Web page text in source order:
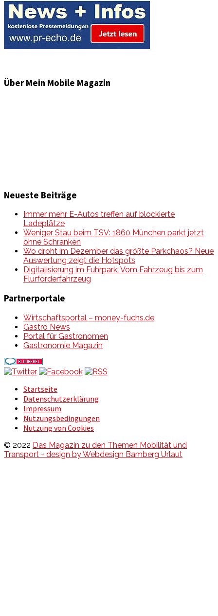
Über Mein Mobile Magazin
Neueste Beiträge
Immer mehr E-Autos treffen auf blockierte
Ladeplätze
Weniger Stau beim TSV: 1860 München parkt jetzt
ohne Schranken
Wo droht im Dezember das größte Parkchaos? Neue
Auswertung zeigt die Hotspots
Digitalisierung im Fuhrpark: Vom Fahrzeug bis zum
Flurförderfahrzeug
Partnerportale
Wirtschaftsportal – money-fuchs.de
Gastro News
Portal für Gastronomen
Gastronomie Magazin
Startseite
Datenschutzerklärung
Impressum
Nutzungsbedingungen
Nutzung von Cookies
© 2022 Das Magazin zu den Themen Mobilität und
Transport - design by Webdesign Bamberg Urlaut